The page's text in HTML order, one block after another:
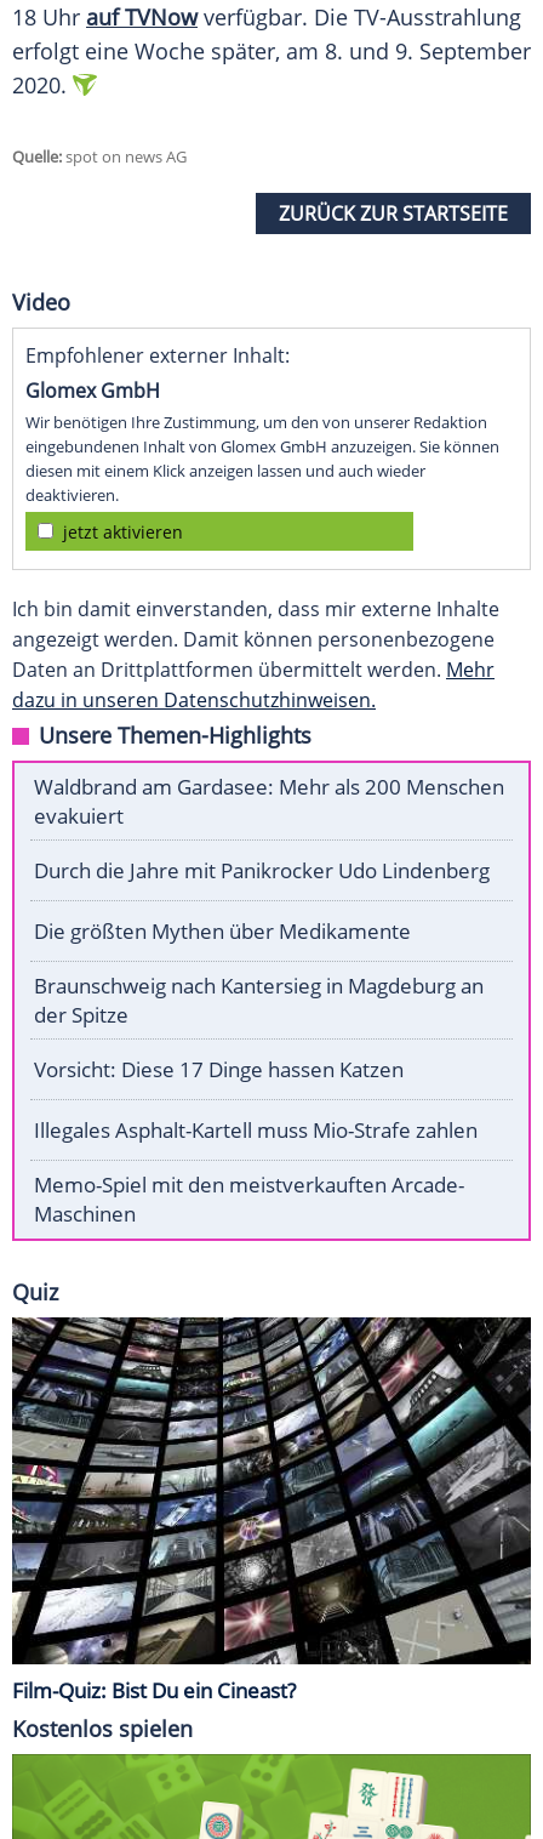
18 Uhr auf TVNowverfügbar. Die TV-Ausstrahlung
erfolgt eine Woche später, am 8. und 9. September
2020.
Quelle:spot on news AG
ZURÜCK ZUR STARTSEITE
Video
Empfohlener externer Inhalt:
Glomex GmbH
Wir benötigen Ihre Zustimmung, um den von unserer Redaktion
eingebundenen Inhalt von Glomex GmbH anzuzeigen. Sie können
diesen mit einem Klick anzeigen lassen und auch wieder
deaktivieren.
jetzt aktivieren
Ich bin damit einverstanden, dass mir externe Inhalte
angezeigt werden. Damit können personenbezogene
Daten an Drittplattformen übermittelt werden. Mehr
dazu in unseren Datenschutzhinweisen.
Unsere Themen-Highlights
Waldbrand am Gardasee: Mehr als 200 Menschen
evakuiert
Durch die Jahre mit Panikrocker Udo Lindenberg
Die größten Mythen über Medikamente
Braunschweig nach Kantersieg in Magdeburg an
der Spitze
Vorsicht: Diese 17 Dinge hassen Katzen
Illegales Asphalt-Kartell muss Mio-Strafe zahlen
Memo-Spiel mit den meistverkauften Arcade-
Maschinen
Quiz
Film-Quiz: Bist Du ein Cineast?
Kostenlos spielen